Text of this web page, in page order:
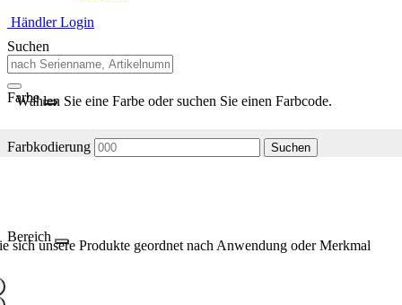
Händler Login
Suchen
Farbe
Wählen Sie eine Farbe oder suchen Sie einen Farbcode.
Farbkodierung Suchen
Bereich
sich unsere Produkte geordnet nach Anwendung oder Merkmal